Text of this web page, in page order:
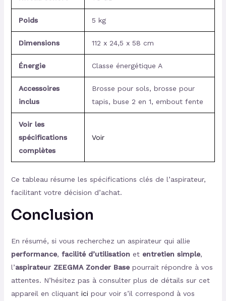
Poids 5 kg
Dimensions 112 x 24,5 x 58 cm
Énergie Classe énergétique A
Accessoires
inclus
Brosse pour sols, brosse pour
tapis, buse 2 en 1, embout fente
Voir les
spécifications
complètes
Voir
Ce tableau résume les spécifications clés de l’aspirateur,
facilitant votre décision d’achat.
Conclusion
En résumé, si vous recherchez un aspirateur qui allie
performance, facilité d’utilisation et entretien simple,
l’aspirateur ZEEGMA Zonder Basepourrait répondre à vos
attentes. N’hésitez pas à consulter plus de détails sur cet
appareil en cliquant ici pour voir s’il correspond à vos